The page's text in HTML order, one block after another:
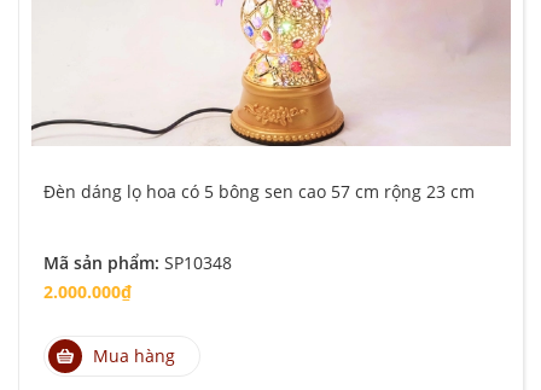
Đèn dáng lọ hoa có 5 bông sen cao 57 cm rộng 23 cm
Mã sản phẩm: SP10348
2.000.000₫
Mua hàng